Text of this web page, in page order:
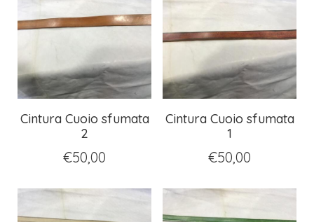
Cintura Cuoio sfumata
2
€50,00
Cintura Cuoio sfumata
1
€50,00